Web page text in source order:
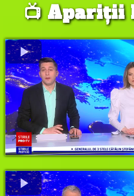
📺 Apariții